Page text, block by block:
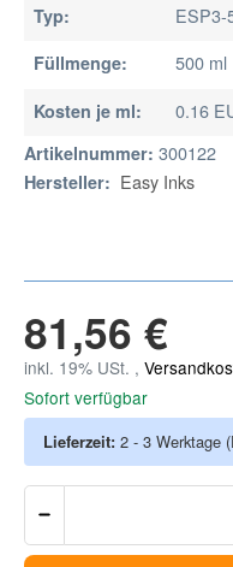
Typ: ESP3-
Füllmenge: 500 ml
Kosten je ml: 0.16
Artikelnummer: 300122
Hersteller: Easy Inks
81,56 €
inkl. 19% USt. ,
Sofort verfügbar
Lieferzeit: 2 - 3 Werktage